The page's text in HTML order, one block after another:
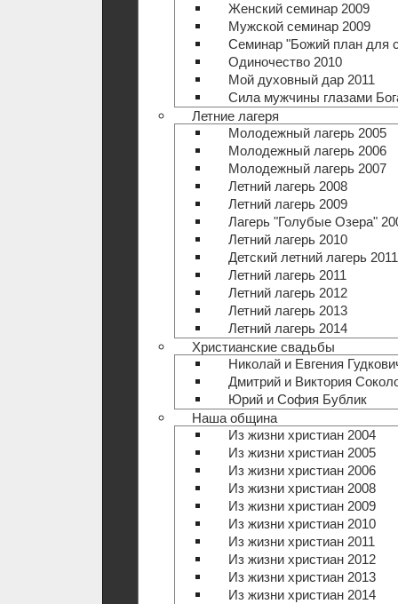
Женский семинар 2009
Мужской семинар 2009
Семинар "Божий план для
Одиночество 2010
Мой духовный дар 2011
Сила мужчины глазами
Летние лагеря
Молодежный лагерь 2005
Молодежный лагерь 2006
Молодежный лагерь 2007
Летний лагерь 2008
Летний лагерь 2009
Лагерь "Голубые Озера"
Летний лагерь 2010
Детский летний лагерь 2011
Летний лагерь 2011
Летний лагерь 2012
Летний лагерь 2013
Летний лагерь 2014
Христианские свадьбы
Николай и Евгения
Дмитрий и Виктория
Юрий и София Бублик
Наша община
Из жизни христиан 2004
Из жизни христиан 2005
Из жизни христиан 2006
Из жизни христиан 2008
Из жизни христиан 2009
Из жизни христиан 2010
Из жизни христиан 2011
Из жизни христиан 2012
Из жизни христиан 2013
Из жизни христиан 2014